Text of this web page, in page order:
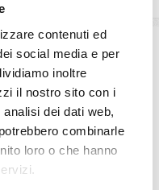
contenuti ed
social media e per
inoltre
il nostro sito con i
dei dati web,
combinarle
loro o che hanno
dotata di ogni
telefono, TV
a bordo (colazione,
principali ).